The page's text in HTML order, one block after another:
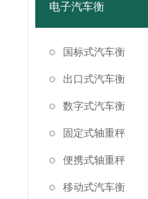
电子汽车衡
国标式汽车衡
出口式汽车衡
数字式汽车衡
固定式轴重秤
便携式轴重秤
移动式汽车衡